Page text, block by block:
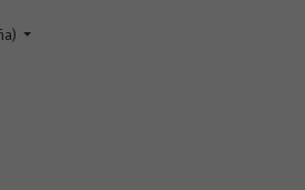
simbólicas de la guaria morada
El actual es: